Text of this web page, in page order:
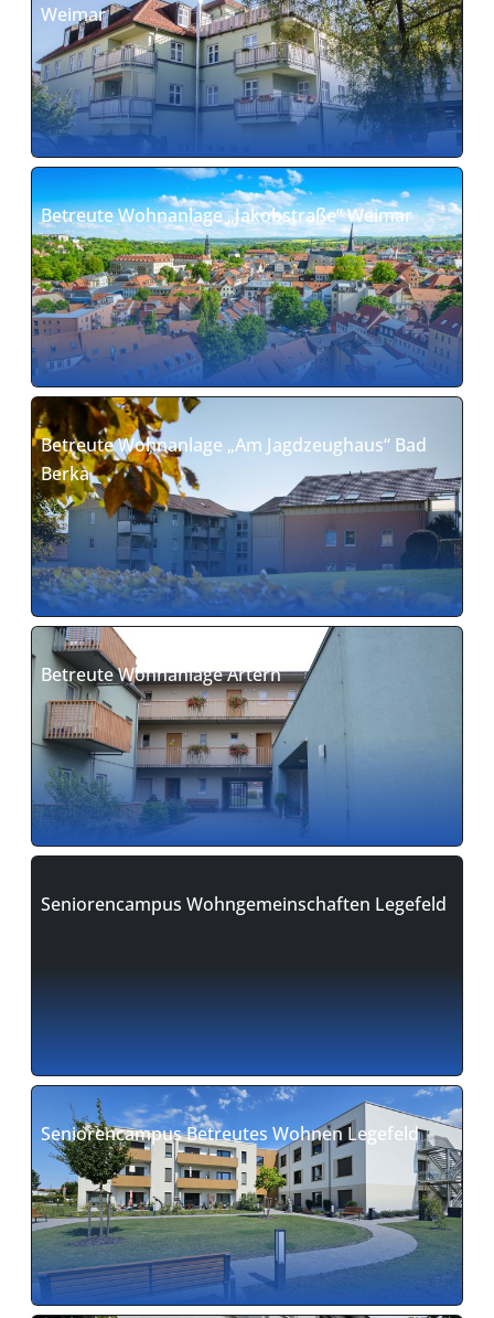
Weimar
Betreute Wohnanlage „Jakobstraße“ Weimar
Betreute Wohnanlage „Am Jagdzeughaus“ Bad
Berka
Betreute Wohnanlage Artern
Seniorencampus Wohngemeinschaften Legefeld
Seniorencampus Betreutes Wohnen Legefeld